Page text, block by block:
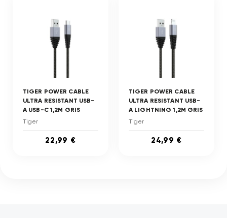
TIGER POWER CABLE
ULTRA RESISTANT USB-
A USB-C 1,2M GRIS
Tiger
22,99 €
TIGER POWER CABLE
ULTRA RESISTANT USB-
A LIGHTNING 1,2M GRIS
Tiger
24,99 €